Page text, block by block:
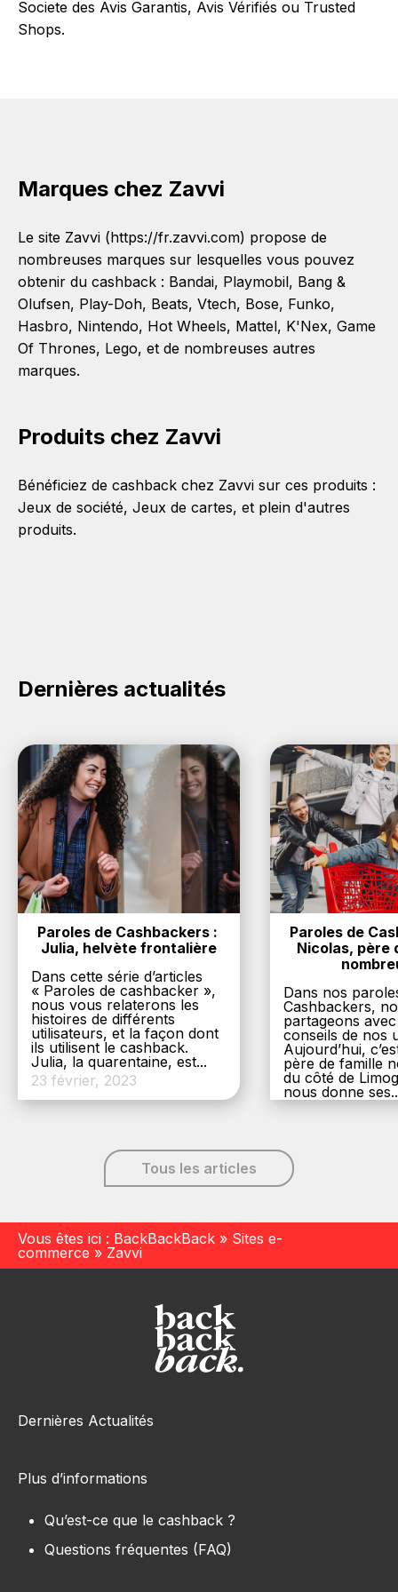
Societe des Avis Garantis, Avis Vérifiés ou Trusted
Shops.
Marques chez Zavvi
Le site Zavvi (https://fr.zavvi.com) propose de
nombreuses marques sur lesquelles vous pouvez
obtenir du cashback : Bandai, Playmobil, Bang &
Olufsen, Play-Doh, Beats, Vtech, Bose, Funko,
Hasbro, Nintendo, Hot Wheels, Mattel, K'Nex, Game
Of Thrones, Lego, et de nombreuses autres
marques.
Produits chez Zavvi
Bénéficiez de cashback chez Zavvi sur ces produits :
Jeux de société, Jeux de cartes, et plein d'autres
produits.
Dernières actualités
Paroles de Cashbackers :
Julia, helvète frontalière
Dans cette série d’articles
« Paroles de cashbacker »,
nous vous relaterons les
histoires de différents
utilisateurs, et la façon dont
ils utilisent le cashback.
Julia, la quarentaine, est...
23 février, 2023
Paroles de
Nicolas, père
Dans nos
Cashbackers,
partageons
conseils de nos
Aujourd’hui,
père de famille
du côté de
nous donne
Tous les articles
Vous êtes ici : BackBackBack » Sites e-
commerce » Zavvi
Dernières Actualités
Plus d’informations
Qu’est-ce que le cashback ?
Questions fréquentes (FAQ)